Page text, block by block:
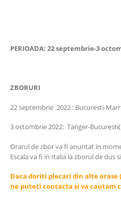
PERIOADA: 22 septembrie-3
ZBORURI
22 septembrie 2022 : Bucuresti-
3 octombrie 2022: Tanger-
Orarul de zbor va fi anuntat in
Escala va fi in Italia la zborul de dus
Daca doriti plecari din alte orase
ne puteti contacta si va cautam